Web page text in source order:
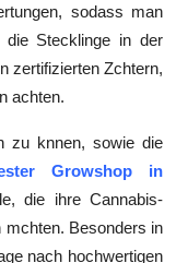
sodass man
Stecklinge in der
zertifizierten Zchtern,
achten.
zu knnen, sowie die
Growshop in
die ihre Cannabis-
mchten. Besonders in
nach hochwertigen